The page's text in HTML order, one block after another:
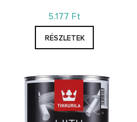
5.177 Ft
RÉSZLETEK